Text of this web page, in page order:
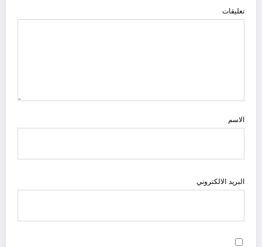
تعليقات
الاسم
البريد الالكتروني